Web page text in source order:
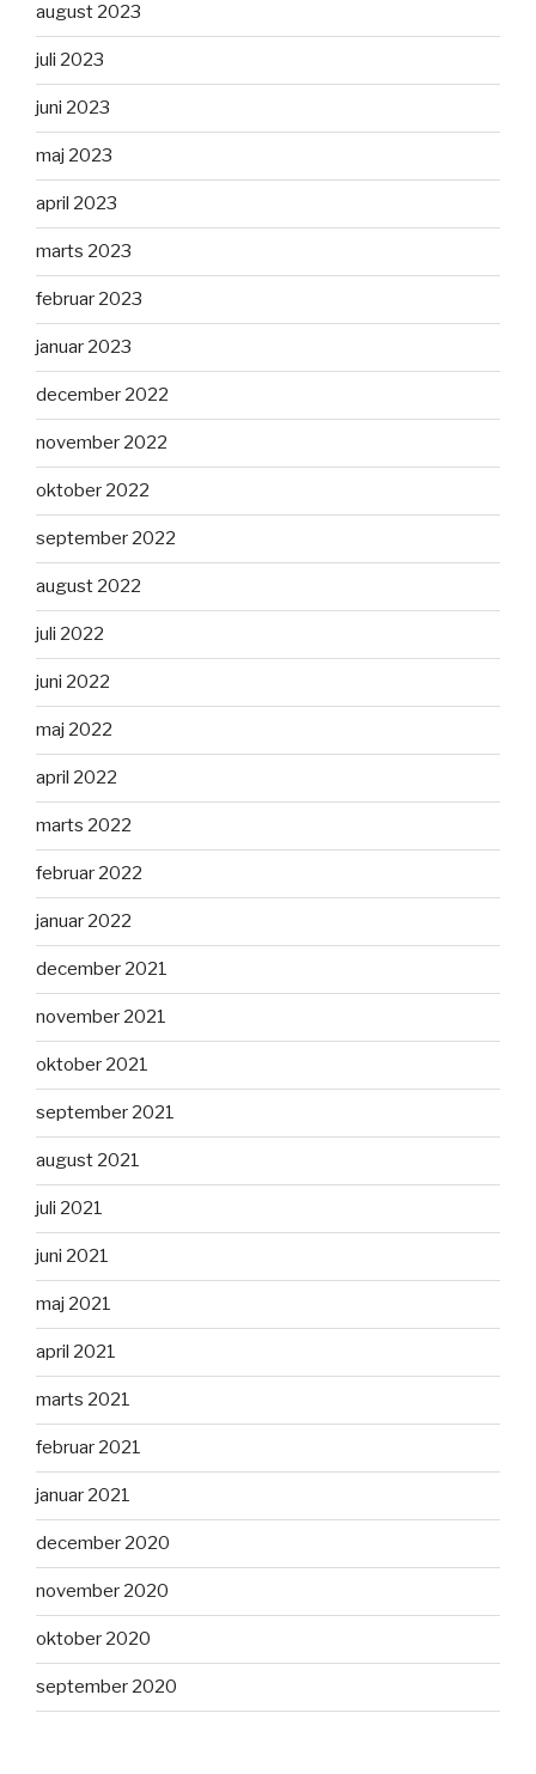
august 2023
juli 2023
juni 2023
maj 2023
april 2023
marts 2023
februar 2023
januar 2023
december 2022
november 2022
oktober 2022
september 2022
august 2022
juli 2022
juni 2022
maj 2022
april 2022
marts 2022
februar 2022
januar 2022
december 2021
november 2021
oktober 2021
september 2021
august 2021
juli 2021
juni 2021
maj 2021
april 2021
marts 2021
februar 2021
januar 2021
december 2020
november 2020
oktober 2020
september 2020